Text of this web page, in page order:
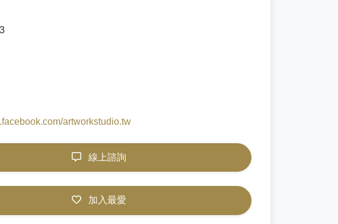
artworkstudio.tw
線上諮詢
加入最愛